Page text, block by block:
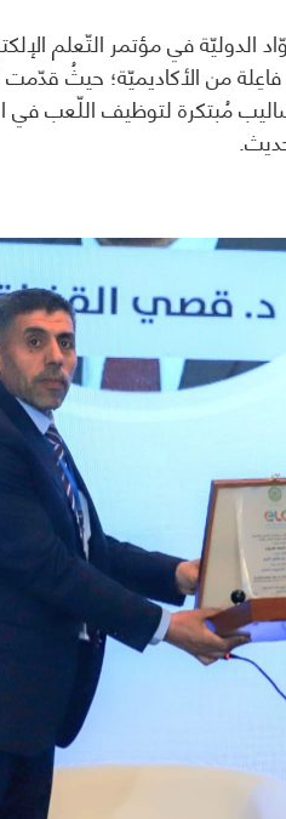
الدوليّة في مؤتمر التّعلم
من الأكاديميّة؛ حيثُ قدّمت
مُبتكرة لتوظيف اللّعب في